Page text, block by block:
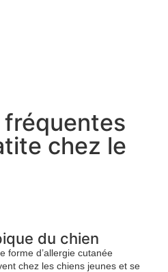
fréquentes
chez le
du chien
forme d’allergie cutanée
chez les chiens jeunes et se